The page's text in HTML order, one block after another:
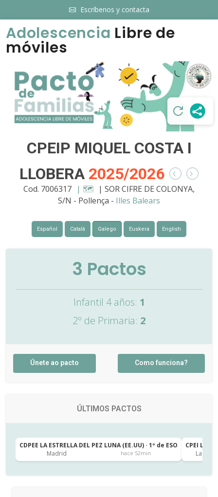
Escríbenos y contacta
Adolescencia Libre de
móviles
CPEIP MIQUEL COSTA I
LLOBERA 2025/2026
Cod. 7006317 | 🗺️ | SOR CIFRE DE COLONYA,
S/N - Pollença - Illes Balears
Español Català Galego Euskera English
3 Pactos
Infantil 4 años: 1
2º de Primaria: 2
Únete ao pacto Como funciona?
ÚLTIMOS PACTOS
CDPEE LA ESTRELLA DEL PEZ LUNA (EE.UU) · 1º de ESO
Madrid
hace 52min
CPEI LA
Las